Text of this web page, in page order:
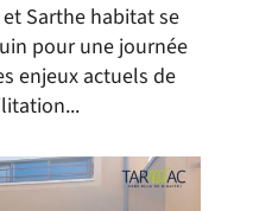
et Sarthe habitat se
pour une journée
enjeux actuels de